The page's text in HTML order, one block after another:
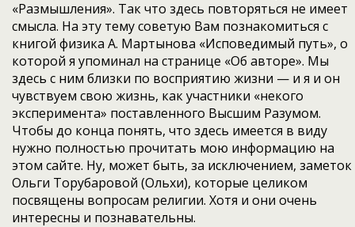
«Размышления». Так что здесь повторяться не имеет
смысла. На эту тему советую Вам познакомиться с
книгой физика А. Мартынова «Исповедимый путь», о
которой я упоминал на странице «Об авторе». Мы
здесь с ним близки по восприятию жизни — и я и он
чувствуем свою жизнь, как участники «некого
эксперимента» поставленного Высшим Разумом.
Чтобы до конца понять, что здесь имеется в виду
нужно полностью прочитать мою информацию на
этом сайте. Ну, может быть, за исключением, заметок
Ольги Торубаровой (Ольхи), которые целиком
посвящены вопросам религии. Хотя и они очень
интересны и познавательны.